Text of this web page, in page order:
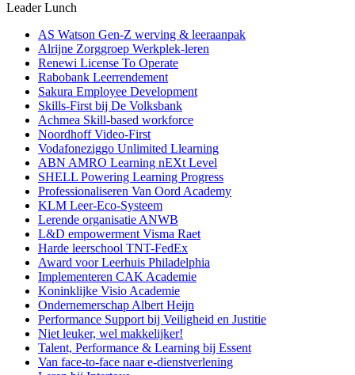
Leader Lunch
AS Watson Gen-Z werving & leeraanpak
Alrijne Zorggroep Werkplek-leren
Renewi License To Operate
Rabobank Leerrendement
Sakura Employee Development
Skills-First bij De Volksbank
Achmea Skill-based workforce
Noordhoff Video-First
Vodafoneziggo Unlimited Llearning
ABN AMRO Learning nEXt Level
SHELL Powering Learning Progress
Professionaliseren Van Oord Academy
KLM Leer-Eco-Systeem
Lerende organisatie ANWB
L&D empowerment Visma Raet
Harde leerschool TNT-FedEx
Award voor Leerhuis Philadelphia
Implementeren CAK Academie
Koninklijke Visio Academie
Ondernemerschap Albert Heijn
Performance Support bij Veiligheid en Justitie
Niet leuker, wel makkelijker!
Talent, Performance & Learning bij Essent
Van face-to-face naar e-dienstverlening